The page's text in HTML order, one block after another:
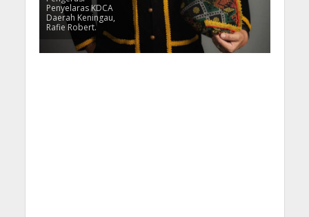
Penyelaras KDCA
Daerah Keningau,
Rafie Robert.